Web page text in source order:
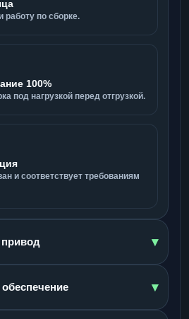
работу по сборке.
100%
под нагрузкой перед отгрузкой.
и соответствует требованиям
▾
▾